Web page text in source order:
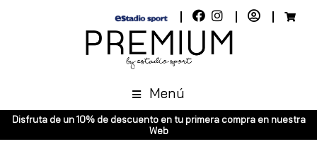
Menú
Disfruta de un 10% de descuento en tu primera compra en nuestra
Web